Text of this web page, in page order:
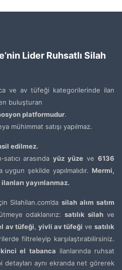
Lider Ruhsatlı Silah
ve av tüfeği kategorilerinde ilan
buluşturan
platformudur.
mühimmat satışı yapılmaz.
edilmez.
arasındayüz yüze ve6136
şekilde yapılmalıdır. Mermi,
yayınlanmaz.
Silahilan.com’dasilah alım satım
odaklanırız:satılık silah ve
av tüfeği, yivli av tüfeği vesatılık
filtreleyip karşılaştırabilirsiniz.
el tabanca ilanlarında ruhsat
aynı ekranda net görerek